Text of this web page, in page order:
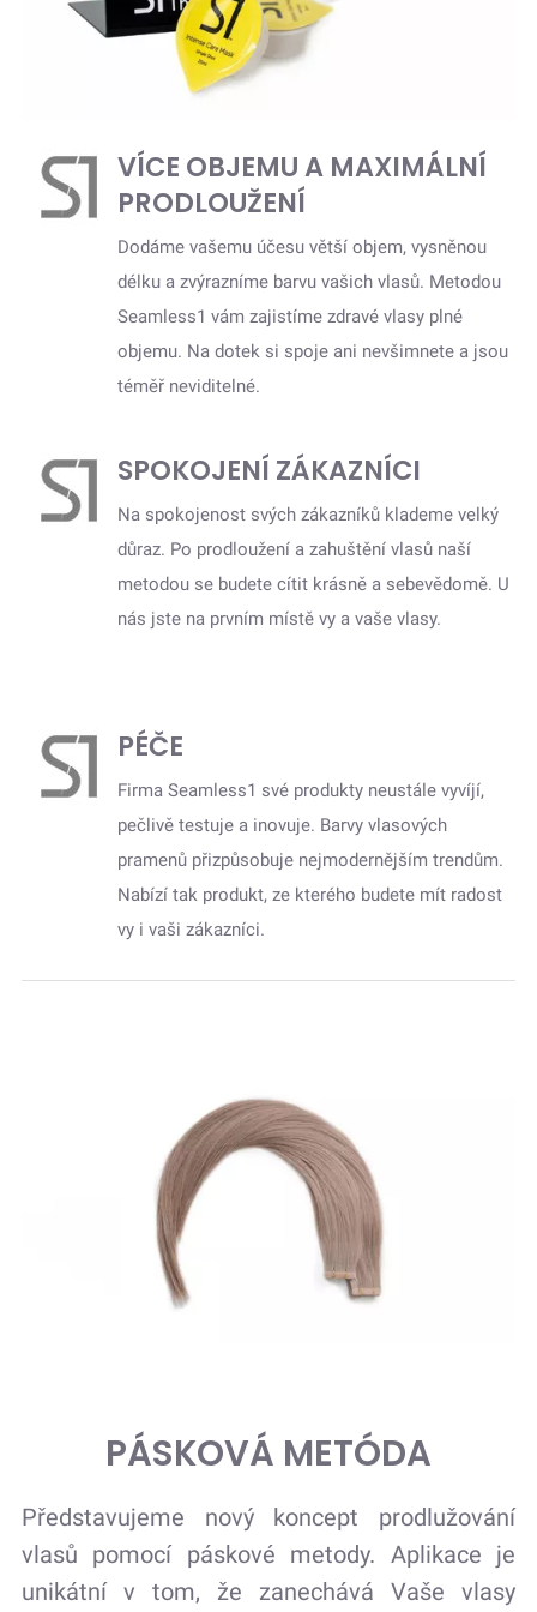
VÍCE OBJEMU A MAXIMÁLNÍ
PRODLOUŽENÍ
Dodáme vašemu účesu větší objem, vysněnou
délku a zvýrazníme barvu vašich vlasů. Metodou
Seamless1 vám zajistíme zdravé vlasy plné
objemu. Na dotek si spoje ani nevšimnete a jsou
téměř neviditelné.
SPOKOJENÍ ZÁKAZNÍCI
Na spokojenost svých zákazníků klademe velký
důraz. Po prodloužení a zahuštění vlasů naší
metodou se budete cítit krásně a sebevědomě. U
nás jste na prvním místě vy a vaše vlasy.
PÉČE
Firma Seamless1 své produkty neustále vyvíjí,
pečlivě testuje a inovuje. Barvy vlasových
pramenů přizpůsobuje nejmodernějším trendům.
Nabízí tak produkt, ze kterého budete mít radost
vy i vaši zákazníci.
PÁSKOVÁ METÓDA
Představujeme nový koncept prodlužování
vlasů pomocí páskové metody. Aplikace je
unikátní v tom, že zanechává Vaše vlasy